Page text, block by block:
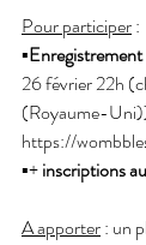
Pour participer :
▪︎Enregistrement
26 février 22h
(Royaume-
https://
▪︎+ inscriptions
A apporter : un